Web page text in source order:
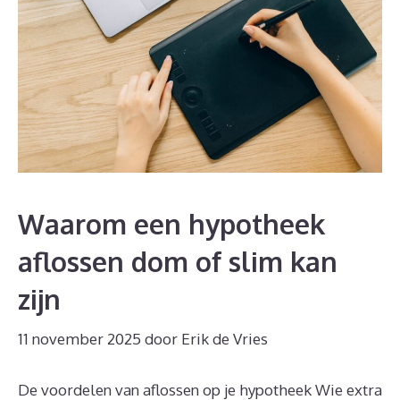
Waarom een hypotheek
aflossen dom of slim kan
zijn
11 november 2025 door Erik de Vries
De voordelen van aflossen op je hypotheek Wie extra